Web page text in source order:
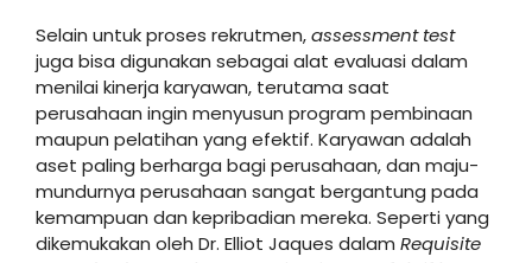
Selain untuk proses rekrutmen,assessment test
juga bisa digunakan sebagai alat evaluasi dalam
menilai kinerja karyawan, terutama saat
perusahaan ingin menyusun program pembinaan
maupun pelatihan yang efektif. Karyawan adalah
aset paling berharga bagi perusahaan, dan maju-
mundurnya perusahaan sangat bergantung pada
kemampuan dan kepribadian mereka. Seperti yang
dikemukakan oleh Dr. Elliot Jaques dalam Requisite